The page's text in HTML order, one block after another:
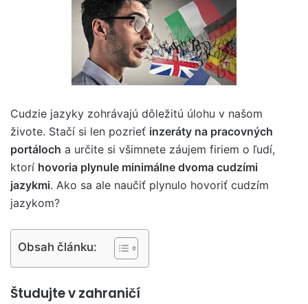
Cudzie jazyky zohrávajú dôležitú úlohu v našom
živote. Stačí si len pozrieť inzeráty na pracovných
portáloch a určite si všimnete záujem firiem o ľudí,
ktorí hovoria plynule minimálne dvoma cudzími
jazykmi. Ako sa ale naučiť plynulo hovoriť cudzím
jazykom?
Obsah článku:
Študujte v zahraničí